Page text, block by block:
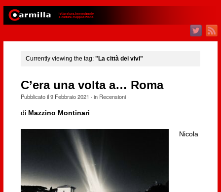
Currently viewing the tag: "La città dei vivi"
C’era una volta a… Roma
Pubblicato il9 Febbraio 2021 · in Recensioni·
di Mazzino Montinari
Nicola